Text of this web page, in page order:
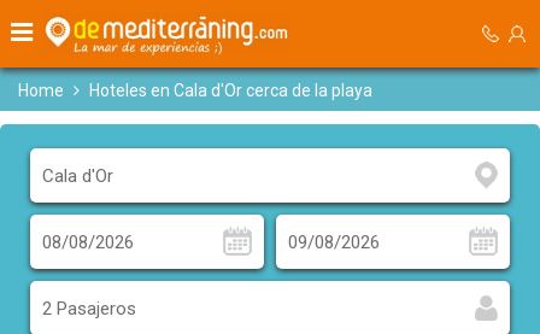
Home Hoteles en Cala d'Or cerca de la playa
2 Pasajeros